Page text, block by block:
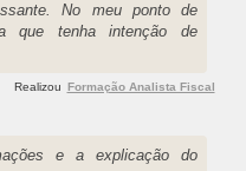
No meu ponto de
que tenha intenção de
Realizou Formação Analista Fiscal
e a explicação do